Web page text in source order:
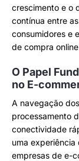
crescimento e o
contínua entre
consumidores e
de compra
O Papel
no E-
A navegação
processamento
conectividade
uma experiência
empresas de e-